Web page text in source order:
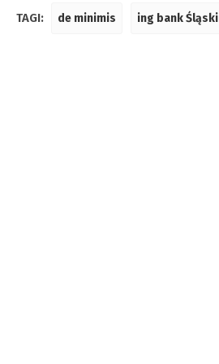
TAGI: de minimis ing bank Śląski